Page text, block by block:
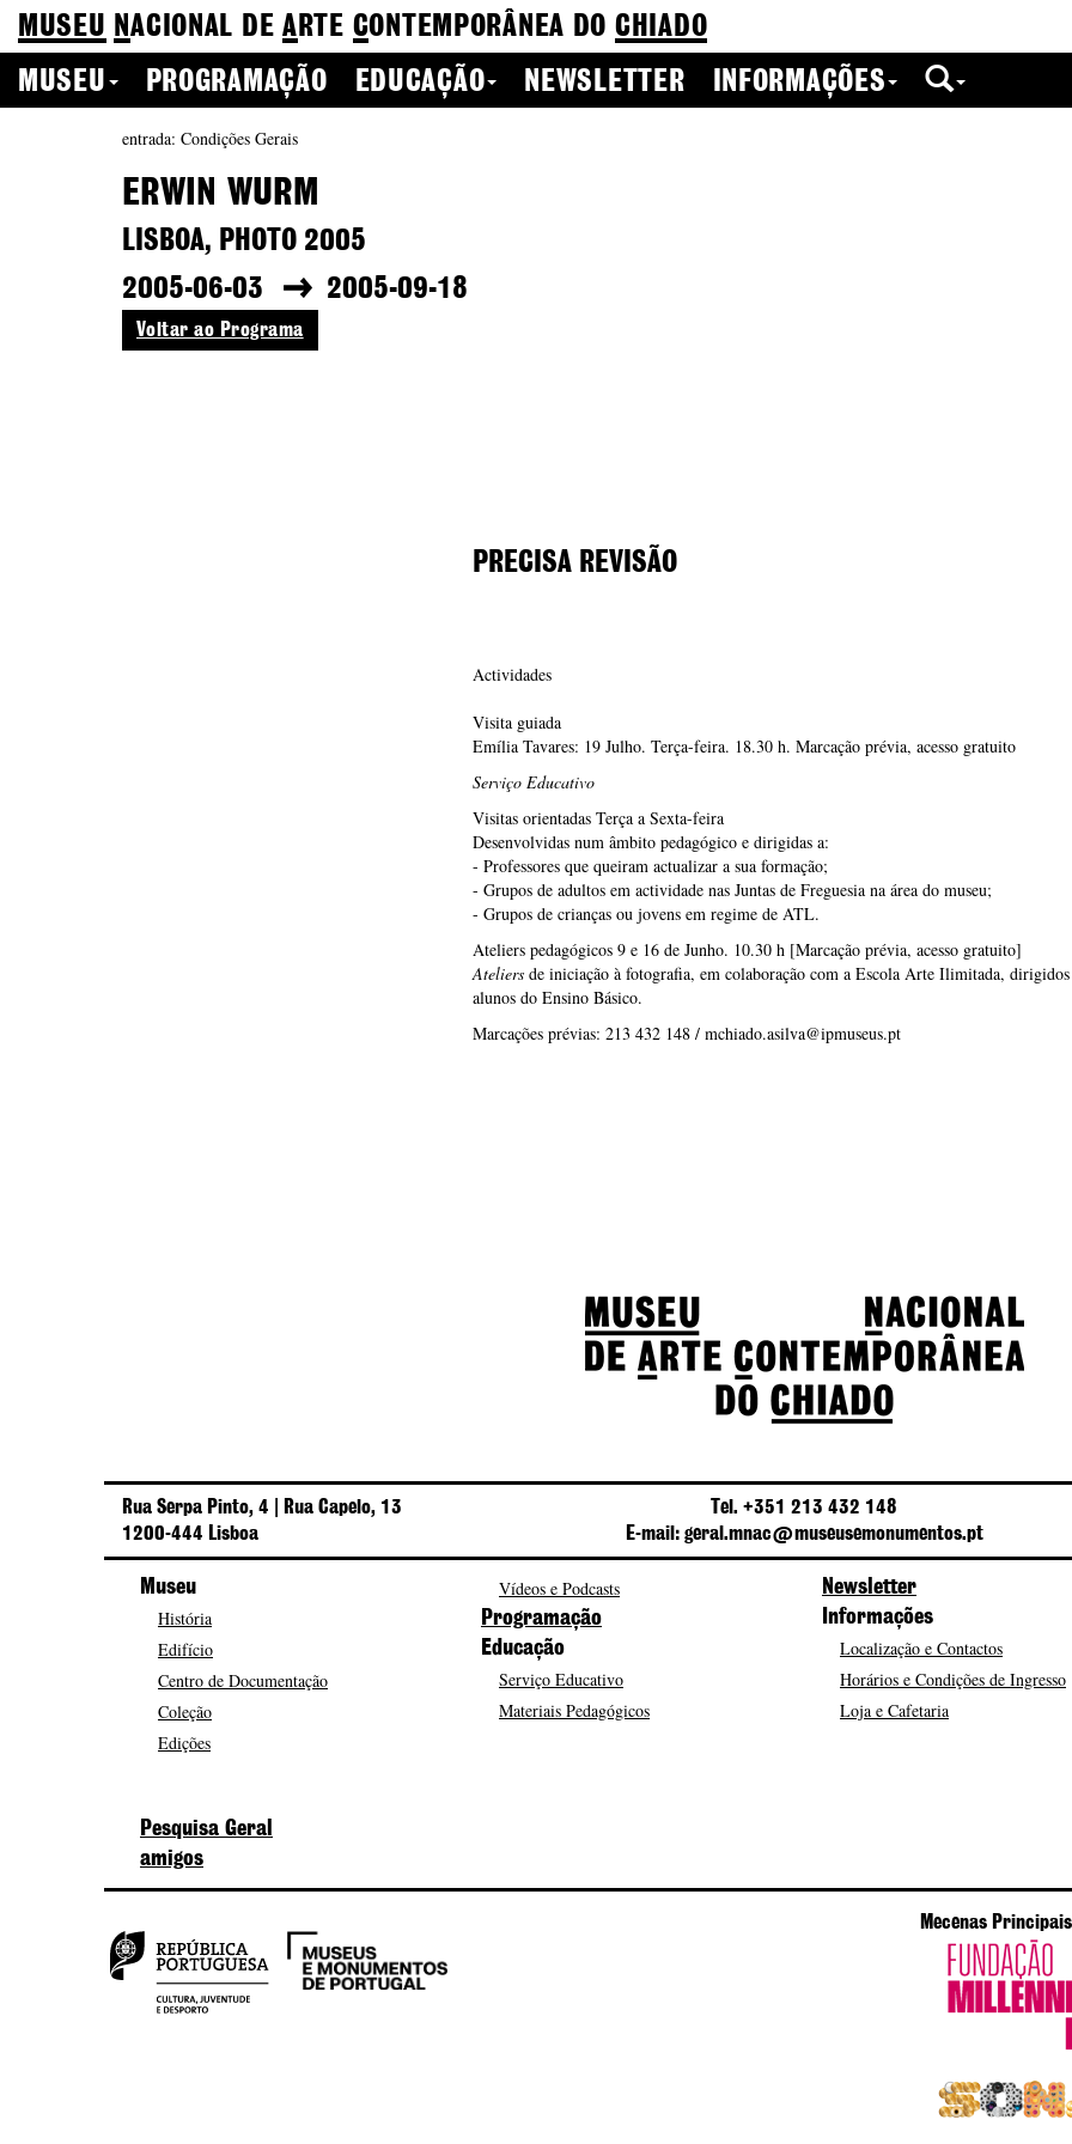
MUSEU NACIONAL DEA RTE CONTEMPORÂNEA DO CHIADO
MUSEU
PROGRAMAÇÃO EDUCAÇÃO NEWSLETTER INFORMAÇÕES
entrada: Condições Gerais
ERWIN WURM
LISBOA, PHOTO 2005
2005-06-03
2005-09-18
Voltar ao Programa
PRECISA REVISÃO
Actividades
Visita guiada
Emília Tavares: 19 Julho. Terça-feira. 18.30 h. Marcação prévia, acesso gratuito
Serviço Educativo
Visitas orientadas Terça a Sexta-feira
Desenvolvidas num âmbito pedagógico e dirigidas a:
- Professores que queiram actualizar a sua formação;
- Grupos de adultos em actividade nas Juntas de Freguesia na área do museu;
- Grupos de crianças ou jovens em regime de ATL.
Ateliers pedagógicos 9 e 16 de Junho. 10.30 h [Marcação prévia, acesso gratuito]
Ateliers de iniciação à fotografia, em colaboração com a Escola Arte Ilimitada, dirigidos
alunos do Ensino Básico.
Marcações prévias: 213 432 148 / mchiado.asilva@ipmuseus.pt
Rua Serpa Pinto, 4 | Rua Capelo, 13
1200-444 Lisboa
Tel. +351 213 432 148
E-mail: geral.mnac@museusemonumentos.pt
Museu
História
Edifício
Centro de Documentação
Coleção
Edições
Vídeos e Podcasts
Programação
Educação
Serviço Educativo
Materiais Pedagógicos
Newsletter
Informações
Localização e Contactos
Horários e Condições de Ingresso
Loja e Cafetaria
Pesquisa Geral
amigos
Mecenas Principais